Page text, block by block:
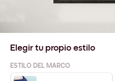
Elegir tu propio estilo
ESTILO DEL MARCO